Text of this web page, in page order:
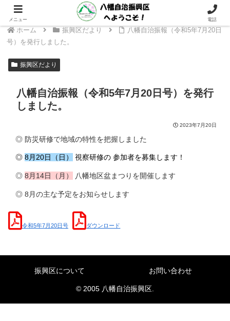
～ 支えあい つながり 次の世代へつなぐ 八幡地域に ～
ホーム 振興区だより
八幡自治振報（令和5年7月20日
号）を発行しました。
振興区だより
八幡自治振報（令和5年7月20日号）を発行
しました。
2023年7月20日
◎ 防災研修で地域の特性を把握しました
◎ 8月20日（日） 視察研修の 参加者を募集します！
◎ 8月14日（月） 八幡地区盆まつりを開催します
◎ 8月の主な予定をお知らせします
令和5年7月20日号 ダウンロード
振興区について お問い合わせ
© 2005 八幡自治振興区.
メニュー 電話